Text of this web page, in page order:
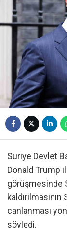
Suriye Devlet
Donald Trump
görüşmesinde
canlanması
söyledi.